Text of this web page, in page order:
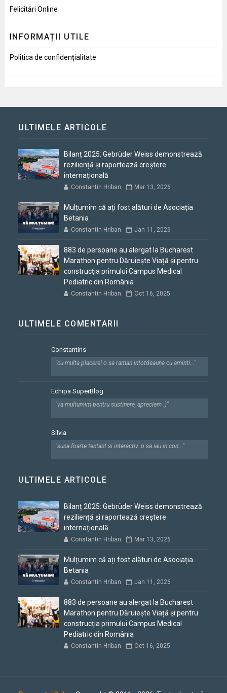
Felicitări Online
INFORMAȚII UTILE
Politica de confidențialitate
ULTIMELE ARTICOLE
Bilanț 2025: Gebrüder Weiss demonstrează
reziliență și raportează creștere
internațională
Constantin Hriban Mar 13, 2026
Mulțumim că ați fost alături de Asociația
Betania
Constantin Hriban Jan 11, 2026
883 de persoane au alergat la Bucharest
Marathon pentru Dăruiește Viață și pentru
construcția primului Campus Medical
Pediatric din România
Constantin Hriban Oct 16, 2025
ULTIMELE COMENTARII
Constantins
"cu multa placere! o sa raman intotdeauna cu aminti..."
Echipa SuperBlog
"va multumim pentru sustinere, apreciem :)"
Silvia
"suna foarte tentant si interactiv. o sa iau in con..."
ULTIMELE ARTICOLE
Bilanț 2025: Gebrüder Weiss demonstrează
reziliență și raportează creștere
internațională
Constantin Hriban Mar 13, 2026
Mulțumim că ați fost alături de Asociația
Betania
Constantin Hriban Jan 11, 2026
883 de persoane au alergat la Bucharest
Marathon pentru Dăruiește Viață și pentru
construcția primului Campus Medical
Pediatric din România
Constantin Hriban Oct 16, 2025